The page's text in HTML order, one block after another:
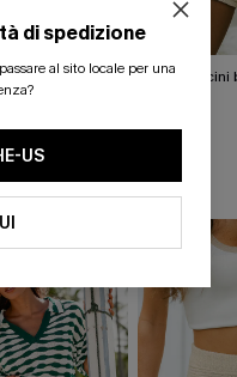
con motivo
ANCHE
di spedizione
al sito locale per una
US